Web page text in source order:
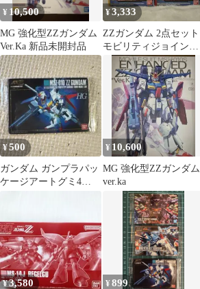
¥ 10,500
MG 強化型ZZガンダム
Ver.Ka 新品未開封品
¥3,333
ZZガンダム 2点セット
モビリティジョイント
ガンダム
¥500
ガンダム ガンプラパッ
ケージアートグミ4
¥ 10,600
MG 強化型ZZガンダム
ver.ka
¥3,580 ¥899